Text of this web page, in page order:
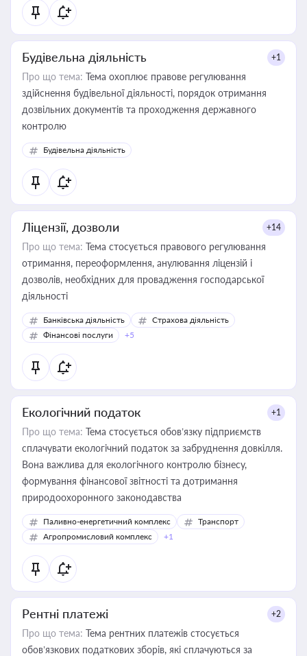
статусу суб'єктів оціночної діяльності
Будівельна діяльність +1
Про що тема: Тема охоплює правове регулювання
здійснення будівельної діяльності, порядок отримання
дозвільних документів та проходження державного
контролю
Будівельна діяльність
Ліцензії, дозволи +14
Про що тема: Тема стосується правового регулювання
отримання, переоформлення, анулювання ліцензій і
дозволів, необхідних для провадження господарської
діяльності
Банківська діяльність
Страхова діяльність
Фінансові послуги
+5
Екологічний податок +1
Про що тема: Тема стосується обов’язку підприємств
сплачувати екологічний податок за забруднення довкілля.
Вона важлива для екологічного контролю бізнесу,
формування фінансової звітності та дотримання
природоохоронного законодавства
Паливно-енергетичний комплекс
Транспорт
Агропромисловий комплекс
+1
Рентні платежі +2
Про що тема: Тема рентних платежів стосується
обов’язкових податкових зборів, які сплачуються за